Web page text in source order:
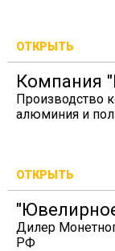
ОТКРЫТЬ
Компания
Производство
алюминия и
ОТКРЫТЬ
Дилер
РФ